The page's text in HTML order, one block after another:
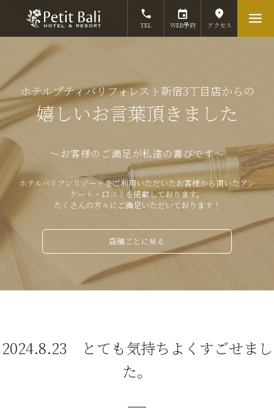
TEL WEB予約 アクセス
ホテルプティバリフォレスト新宿3丁目店からの
嬉しいお言葉頂きました
～お客様のご満足が私達の喜びです～
ホテルバリアンリゾートをご利用いただいたお客様から頂いたアン
ケート・口コミを掲載しております。
たくさんの方々にご満足いただいております！
店舗ごとに見る
2024.8.23 とても気持ちよくすごせまし
た。